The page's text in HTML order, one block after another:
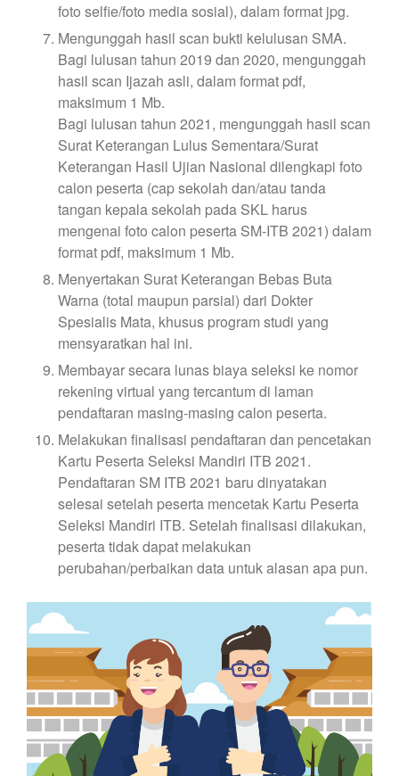
foto selfie/foto media sosial), dalam format jpg.
Mengunggah hasil scan bukti kelulusan SMA.
Bagi lulusan tahun 2019 dan 2020, mengunggah
hasil scan Ijazah asli, dalam format pdf,
maksimum 1 Mb.
Bagi lulusan tahun 2021, mengunggah hasil scan
Surat Keterangan Lulus Sementara/Surat
Keterangan Hasil Ujian Nasional dilengkapi foto
calon peserta (cap sekolah dan/atau tanda
tangan kepala sekolah pada SKL harus
mengenai foto calon peserta SM-ITB 2021) dalam
format pdf, maksimum 1 Mb.
Menyertakan Surat Keterangan Bebas Buta
Warna (total maupun parsial) dari Dokter
Spesialis Mata, khusus program studi yang
mensyaratkan hal ini.
Membayar secara lunas biaya seleksi ke nomor
rekening virtual yang tercantum di laman
pendaftaran masing-masing calon peserta.
Melakukan finalisasi pendaftaran dan pencetakan
Kartu Peserta Seleksi Mandiri ITB 2021.
Pendaftaran SM ITB 2021 baru dinyatakan
selesai setelah peserta mencetak Kartu Peserta
Seleksi Mandiri ITB. Setelah finalisasi dilakukan,
peserta tidak dapat melakukan
perubahan/perbaikan data untuk alasan apa pun.